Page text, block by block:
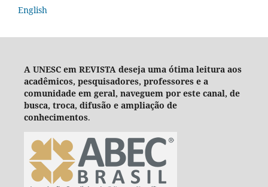
English
A UNESC em REVISTA deseja uma ótima leitura aos
acadêmicos, pesquisadores, professores e a
comunidade em geral, naveguem por este canal, de
busca, troca, difusão e ampliação de
conhecimentos.